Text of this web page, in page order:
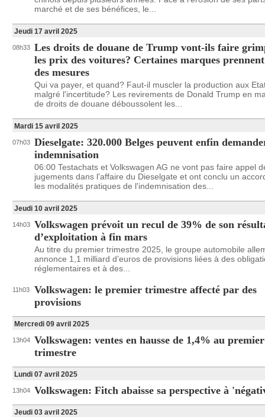
marché et de ses bénéfices, le...
Jeudi 17 avril 2025
08h33 Les droits de douane de Trump vont-ils faire
les prix des voitures? Certaines marques
des mesures
Qui va payer, et quand? Faut-il muscler la production aux
malgré l'incertitude? Les revirements de Donald Trump en
de droits de douane déboussolent les...
Mardi 15 avril 2025
07h03 Dieselgate: 320.000 Belges peuvent enfin
indemnisation
06:00 Testachats et Volkswagen AG ne vont pas faire appel
jugements dans l'affaire du Dieselgate et ont conclu un
les modalités pratiques de l'indemnisation des...
Jeudi 10 avril 2025
14h03 Volkswagen prévoit un recul de 39% de son
d’exploitation à fin mars
Au titre du premier trimestre 2025, le groupe automobile
annonce 1,1 milliard d’euros de provisions liées à des
réglementaires et à des...
11h03
Volkswagen: le premier trimestre affecté par des
provisions
Mercredi 09 avril 2025
13h04 Volkswagen: ventes en hausse de 1,4% au premier
trimestre
Lundi 07 avril 2025
13h04 Volkswagen: Fitch abaisse sa perspective à
Jeudi 03 avril 2025